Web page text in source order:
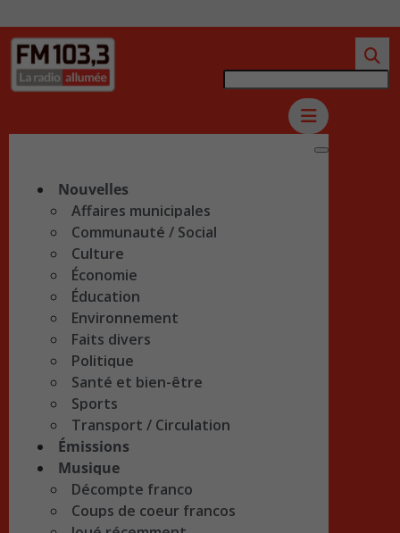
Nouvelles
Affaires municipales
Communauté / Social
Culture
Économie
Éducation
Environnement
Faits divers
Politique
Santé et bien-être
Sports
Transport / Circulation
Émissions
Musique
Décompte franco
Coups de coeur francos